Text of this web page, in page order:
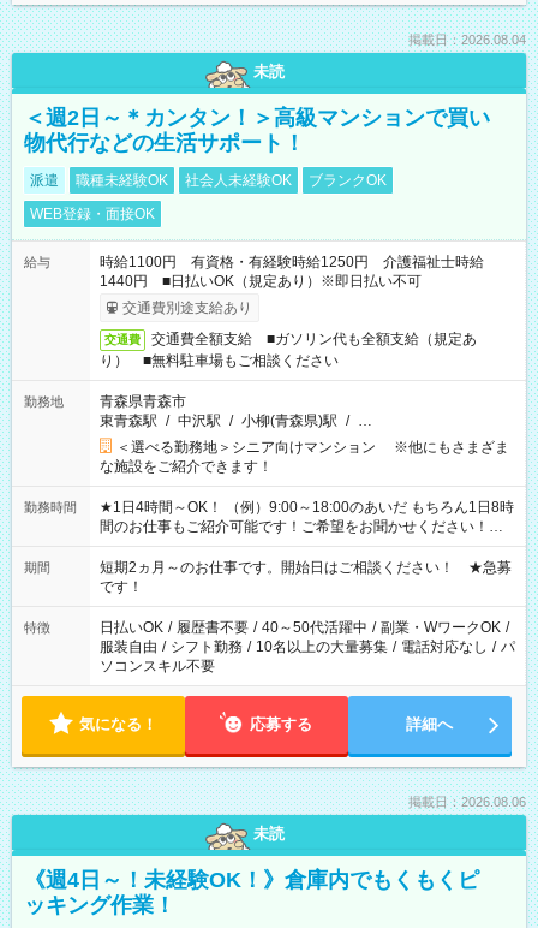
掲載日：2026.08.04
未読
＜週2日～＊カンタン！＞高級マンションで買い
物代行などの生活サポート！
派遣 職種未経験OK 社会人未経験OK
ブランクOK
WEB登録・面接OK
給与
時給1100円 有資格・有経験時給1250円 介護福祉士時給
1440円 ■日払いOK（規定あり）※即日払い不可
交通費別途支給あり
交通費
交通費全額支給 ■ガソリン代も全額支給（規定あ
り） ■無料駐車場もご相談ください
勤務地
青森県青森市
東青森駅 / 中沢駅 / 小柳(青森県)駅 / …
＜選べる勤務地＞シニア向けマンション ※他にもさまざま
な施設をご紹介できます！
勤務時間
★1日4時間～OK！ （例）9:00～18:00のあいだ もちろん1日8時
間のお仕事もご紹介可能です！ご希望をお聞かせください！★
家庭の都合でお休みが必要な場合も遠慮なくご相談ください。
※週最低15時間以上の勤務が必要です
期間
短期2ヵ月～のお仕事です。開始日はご相談ください！ ★急募
です！
特徴 日払いOK / 履歴書不要 / 40～50代活躍中 / 副業・WワークOK /
服装自由 / シフト勤務 / 10名以上の大量募集 / 電話対応なし / パ
ソコンスキル不要
気になる！ 応募する 詳細へ
掲載日：2026.08.06
未読
《週4日～！未経験OK！》倉庫内でもくもくピ
ッキング作業！